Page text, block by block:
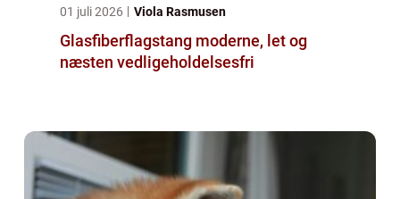
01 juli 2026 Viola Rasmusen
Glasfiberflagstang moderne, let og
næsten vedligeholdelsesfri